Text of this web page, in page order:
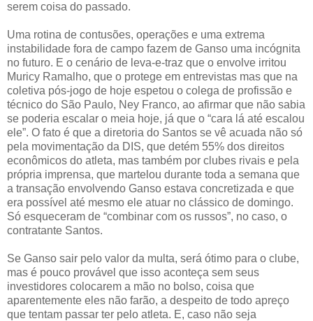
serem coisa do passado.
Uma rotina de contusões, operações e uma extrema
instabilidade fora de campo fazem de Ganso uma incógnita
no futuro. E o cenário de leva-e-traz que o envolve irritou
Muricy Ramalho, que o protege em entrevistas mas que na
coletiva pós-jogo de hoje espetou o colega de profissão e
técnico do São Paulo, Ney Franco, ao afirmar que não sabia
se poderia escalar o meia hoje, já que o “cara lá até escalou
ele”. O fato é que a diretoria do Santos se vê acuada não só
pela movimentação da DIS, que detém 55% dos direitos
econômicos do atleta, mas também por clubes rivais e pela
própria imprensa, que martelou durante toda a semana que
a transação envolvendo Ganso estava concretizada e que
era possível até mesmo ele atuar no clássico de domingo.
Só esqueceram de “combinar com os russos”, no caso, o
contratante Santos.
Se Ganso sair pelo valor da multa, será ótimo para o clube,
mas é pouco provável que isso aconteça sem seus
investidores colocarem a mão no bolso, coisa que
aparentemente eles não farão, a despeito de todo apreço
que tentam passar ter pelo atleta. E, caso não seja